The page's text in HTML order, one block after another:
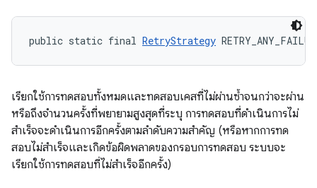
public static final RetryStrategy
เรียกใช้การทดสอบทั้งหมดและทดสอบเคสที่ไม่ผ่านซ้ำจนกว่าจะผ่าน
หรือถึงจำนวนครั้งที่พยายามสูงสุดที่ระบุ การทดสอบที่ดำเนินการไม่
สำเร็จจะดำเนินการอีกครั้งตามลําดับความสําคัญ (หรือหากการทด
สอบไม่สําเร็จและเกิดข้อผิดพลาดของกรอบการทดสอบ ระบบจะ
เรียกใช้การทดสอบที่ไม่สําเร็จอีกครั้ง)